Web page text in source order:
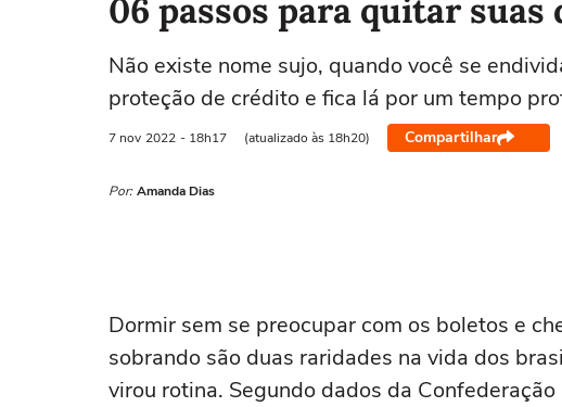
06 passos para quitar
Não existe nome sujo, quando você se
proteção de crédito e fica lá por um tempo
7 nov 2022 - 18h17 (atualizado às 18h20) Compartilhar
Por: Amanda Dias
Dormir sem se preocupar com os boletos e
sobrando são duas raridades na vida dos
virou rotina. Segundo dados da